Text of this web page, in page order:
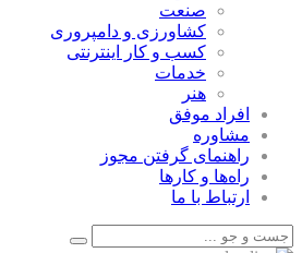
صنعت
كشاورزی و دامپروری
كسب و كار اينترنتی
خدمات
هنر
افراد موفق
مشاوره
راهنمای گرفتن مجوز
راه‌ها و كارها
ارتباط با ما